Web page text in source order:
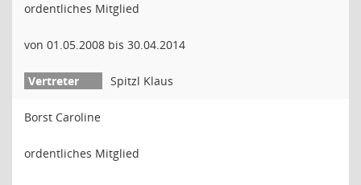
ordentliches Mitglied
von 01.05.2008 bis 30.04.2014
Spitzl Klaus
Borst Caroline
ordentliches Mitglied